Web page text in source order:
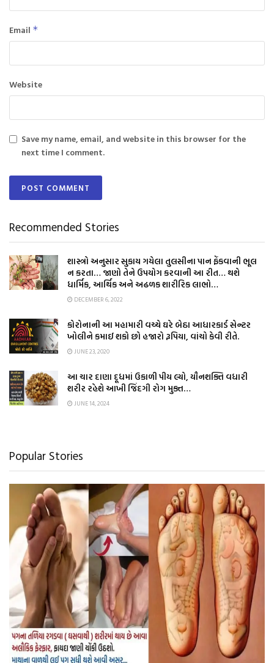
Email *
Website
Save my name, email, and website in this browser for the
next time I comment.
Recommended Stories
શાસ્ત્રો અનુસાર સુકાય ગયેલા તુલસીના પાન ફેંકવાની ભૂલ
ન કરતા… જાણો તેને ઉપયોગ કરવાની આ રીત… થશે
ધાર્મિક, આર્થિક અને અઢળક શારીરિક લાભો…
DECEMBER 6, 2022
કોરોનાની આ મહામારી વચ્ચે ઘરે બેઠા આધારકાર્ડ સેન્ટર
ખોલીને કમાઈ શકો છો હજારો રૂપિયા, વાંચો કેવી રીતે.
JUNE 23, 2020
આ ચાર દાણા દૂધમાં ઉકાળી પીય લ્યો, યૌનશક્તિ વધારી
શરીર રહેશે આખી જિંદગી રોગ મુક્ત…
JUNE 14, 2024
Popular Stories